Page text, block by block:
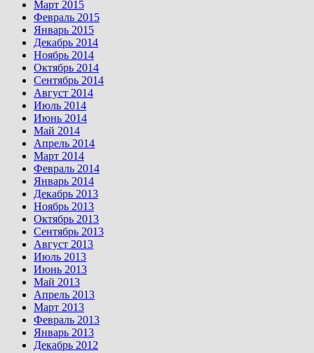
Март 2015
Февраль 2015
Январь 2015
Декабрь 2014
Ноябрь 2014
Октябрь 2014
Сентябрь 2014
Август 2014
Июль 2014
Июнь 2014
Май 2014
Апрель 2014
Март 2014
Февраль 2014
Январь 2014
Декабрь 2013
Ноябрь 2013
Октябрь 2013
Сентябрь 2013
Август 2013
Июль 2013
Июнь 2013
Май 2013
Апрель 2013
Март 2013
Февраль 2013
Январь 2013
Декабрь 2012